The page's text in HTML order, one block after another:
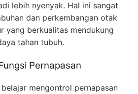
lebih nyenyak. Hal ini sangat
dan perkembangan otak
yang berkualitas mendukung
tahan tubuh.
Pernapasan
mengontrol pernapasan